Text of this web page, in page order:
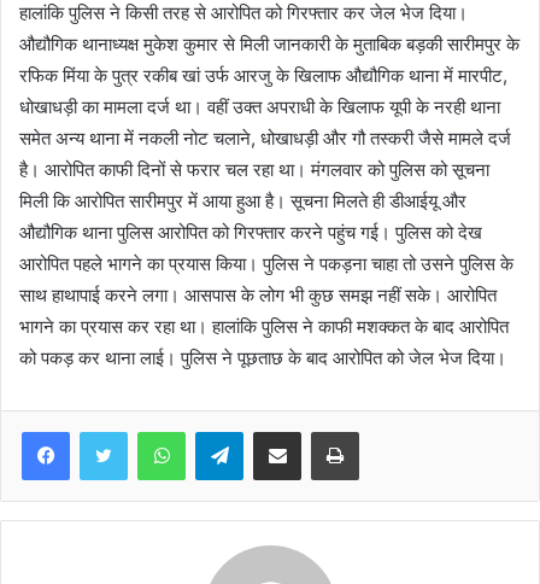
हालांकि पुलिस ने किसी तरह से आरोपित को गिरफ्तार कर जेल भेज दिया।
औद्यौगिक थानाध्यक्ष मुकेश कुमार से मिली जानकारी के मुताबिक बड़की सारीमपुर के
रफिक मिंया के पुत्र रकीब खां उर्फ आरजु के खिलाफ औद्यौगिक थाना में मारपीट,
धोखाधड़ी का मामला दर्ज था। वहीं उक्त अपराधी के खिलाफ यूपी के नरही थाना
समेत अन्य थाना में नकली नोट चलाने, धोखाधड़ी और गौ तस्करी जैसे मामले दर्ज
है। आरोपित काफी दिनों से फरार चल रहा था। मंगलवार को पुलिस को सूचना
मिली कि आरोपित सारीमपुर में आया हुआ है। सूचना मिलते ही डीआईयू और
औद्यौगिक थाना पुलिस आरोपित को गिरफ्तार करने पहुंच गई। पुलिस को देख
आरोपित पहले भागने का प्रयास किया। पुलिस ने पकड़ना चाहा तो उसने पुलिस के
साथ हाथापाई करने लगा। आसपास के लोग भी कुछ समझ नहीं सके। आरोपित
भागने का प्रयास कर रहा था। हालांकि पुलिस ने काफी मशक्कत के बाद आरोपित
को पकड़ कर थाना लाई। पुलिस ने पूछताछ के बाद आरोपित को जेल भेज दिया।
Telegram